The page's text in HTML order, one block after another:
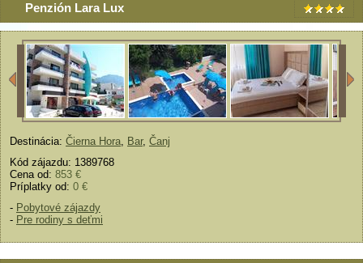
Penzión Lara Lux
Destinácia: Čierna Hora, Bar, Čanj
Kód zájazdu: 1389768
Cena od: 853 €
Príplatky od: 0 €
- Pobytové zájazdy
- Pre rodiny s deťmi